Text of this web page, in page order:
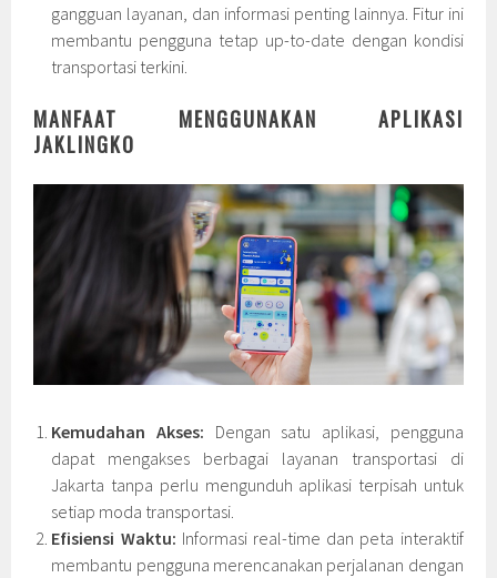
gangguan layanan, dan informasi penting lainnya. Fitur ini
membantu pengguna tetap up-to-date dengan kondisi
transportasi terkini.
MANFAAT MENGGUNAKAN APLIKASI
JAKLINGKO
Kemudahan Akses: Dengan satu aplikasi, pengguna
dapat mengakses berbagai layanan transportasi di
Jakarta tanpa perlu mengunduh aplikasi terpisah untuk
setiap moda transportasi.
Efisiensi Waktu: Informasi real-time dan peta interaktif
membantu pengguna merencanakan perjalanan dengan